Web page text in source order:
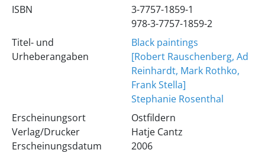
ISBN
3-7757-1859-1
978-3-7757-1859-2
Titel- und
Urheberangaben
Black paintings
[Robert Rauschenberg, Ad
Reinhardt, Mark Rothko,
Frank Stella]
Stephanie Rosenthal
Erscheinungsort
Verlag/Drucker
Erscheinungsdatum
Ostfildern
Hatje Cantz
2006